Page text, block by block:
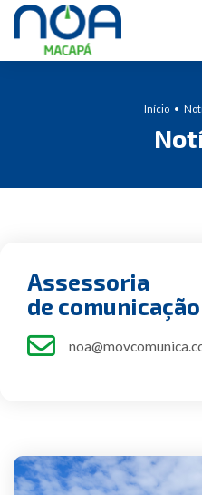
Início
Assessoria
de comunicação